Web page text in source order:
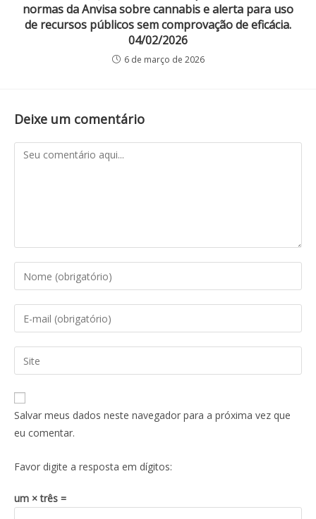
normas da Anvisa sobre cannabis e alerta para uso
de recursos públicos sem comprovação de eficácia.
04/02/2026
6 de março de 2026
Deixe um comentário
Salvar meus dados neste navegador para a próxima vez que
eu comentar.
Favor digite a resposta em dígitos:
um × três =